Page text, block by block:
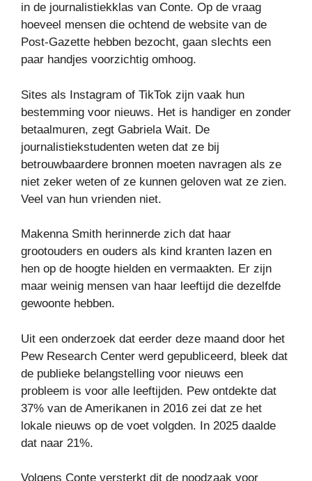
in de journalistiekklas van Conte. Op de vraag
hoeveel mensen die ochtend de website van de
Post-Gazette hebben bezocht, gaan slechts een
paar handjes voorzichtig omhoog.
Sites als Instagram of TikTok zijn vaak hun
bestemming voor nieuws. Het is handiger en zonder
betaalmuren, zegt Gabriela Wait. De
journalistiekstudenten weten dat ze bij
betrouwbaardere bronnen moeten navragen als ze
niet zeker weten of ze kunnen geloven wat ze zien.
Veel van hun vrienden niet.
Makenna Smith herinnerde zich dat haar
grootouders en ouders als kind kranten lazen en
hen op de hoogte hielden en vermaakten. Er zijn
maar weinig mensen van haar leeftijd die dezelfde
gewoonte hebben.
Uit een onderzoek dat eerder deze maand door het
Pew Research Center werd gepubliceerd, bleek dat
de publieke belangstelling voor nieuws een
probleem is voor alle leeftijden. Pew ontdekte dat
37% van de Amerikanen in 2016 zei dat ze het
lokale nieuws op de voet volgden. In 2025 daalde
dat naar 21%.
Volgens Conte versterkt dit de noodzaak voor